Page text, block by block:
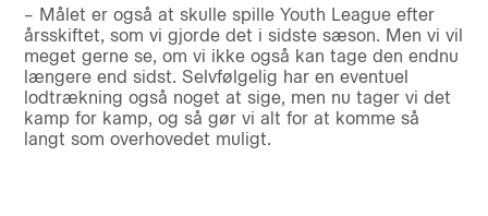
– Målet er også at skulle spille Youth League efter
årsskiftet, som vi gjorde det i sidste sæson. Men vi vil
meget gerne se, om vi ikke også kan tage den endnu
længere end sidst. Selvfølgelig har en eventuel
lodtrækning også noget at sige, men nu tager vi det
kamp for kamp, og så gør vi alt for at komme så
langt som overhovedet muligt.